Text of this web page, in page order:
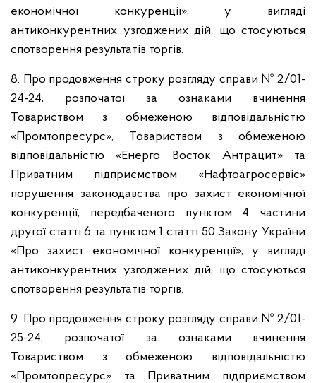
економічної конкуренції», у вигляді
антиконкурентних узгоджених дій, що стосуються
спотворення результатів торгів.
8. Про продовження строку розгляду справи № 2/01-
24-24, розпочатої за ознаками вчинення
Товариством з обмеженою відповідальністю
«Промтопресурс», Товариством з обмеженою
відповідальністю «Енерго Восток Антрацит» та
Приватним підприємством «Нафтоагросервіс»
порушення законодавства про захист економічної
конкуренції, передбаченого пунктом 4 частини
другої статті 6 та пунктом 1 статті 50 Закону України
«Про захист економічної конкуренції», у вигляді
антиконкурентних узгоджених дій, що стосуються
спотворення результатів торгів.
9. Про продовження строку розгляду справи № 2/01-
25-24, розпочатої за ознаками вчинення
Товариством з обмеженою відповідальністю
«Промтопресурс» та Приватним підприємством